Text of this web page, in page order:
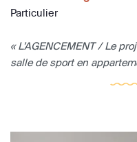
Particulier
« L’AGENCEMENT / Le
salle de sport en